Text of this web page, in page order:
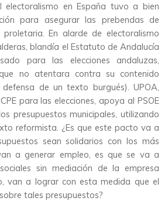
electoralismo en España tuvo a bien
para asegurar las prebendas de
En alarde de electoralismo
blandía el Estatuto de Andalucía
para las elecciones andaluzas,
no atentara contra su contenido
de un texto burgués). UPOA,
para las elecciones, apoya al PSOE
presupuestos municipales, utilizando
reformista. ¿Es que este pacto va a
sean solidarios con los más
a generar empleo, es que se va a
sin mediación de la empresa
van a lograr con esta medida que el
tales presupuestos?